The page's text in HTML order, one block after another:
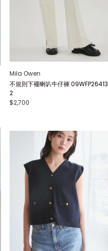
Mila Owen
不規則下襬喇叭牛仔褲 09WFP26413
2
$2,700